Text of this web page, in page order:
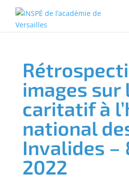
images sur
caritatif à
national
Invalides –
2022